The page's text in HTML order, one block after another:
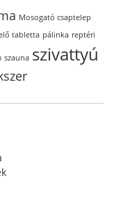
Mosogató csaptelep
tabletta pálinka reptéri
szauna szivattyú